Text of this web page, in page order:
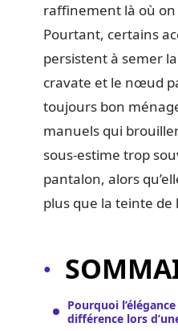
raffinement là où on
Pourtant, certains
persistent à semer
cravate et le nœud
toujours bon
manuels qui
sous-estime trop
pantalon, alors
plus que la teinte de
Pourquoi
différence lors